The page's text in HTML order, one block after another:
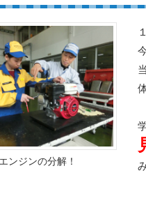
ンジンの分解！